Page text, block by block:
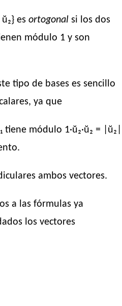
ŭ₂} es ortogonal si los dos
módulo 1 y son
tipo de bases es sencillo
ya que
tiene módulo 1·ŭ₂·ŭ₂ = |ŭ₂|
ambos vectores.
a las fórmulas ya
los vectores